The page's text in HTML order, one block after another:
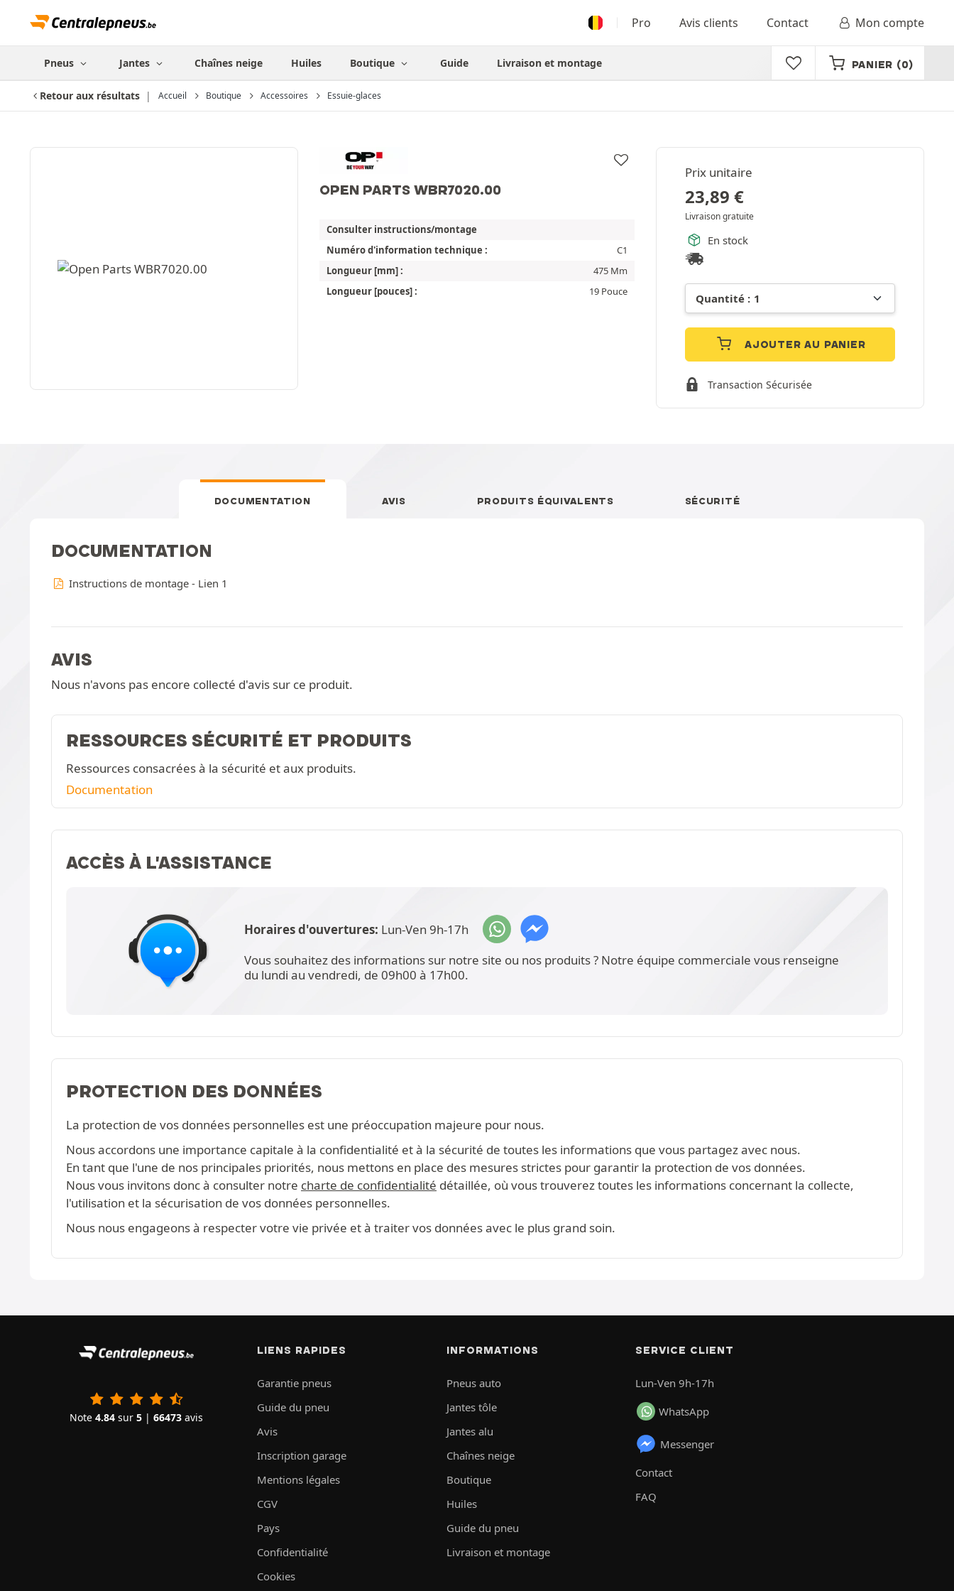
Pro Avis clients Contact Mon compte
Pneus Jantes Chaînes neige Huiles Boutique Guide Livraison et montage PANIER (0)
Retour aux résultats Accueil Boutique Accessoires Essuie-glaces
OPEN PARTS WBR7020.00
Prix unitaire
23,89 €
Livraison gratuite
En stock
AJOUTER AU PANIER
Transaction Sécurisée
Consulter instructions/montage
Numéro d'information technique :
C1
Longueur [mm] :
475 Mm
Longueur [pouces] :
19 Pouce
DOCUMENTATION AVIS PRODUITS ÉQUIVALENTS SÉCURITÉ
DOCUMENTATION
Instructions de montage - Lien 1
AVIS
Nous n'avons pas encore collecté d'avis sur ce produit.
RESSOURCES SÉCURITÉ ET PRODUITS
Ressources consacrées à la sécurité et aux produits.
Documentation
ACCÈS À L'ASSISTANCE
Horaires d'ouvertures: Lun-Ven 9h-17h
Vous souhaitez des informations sur notre site ou nos produits ? Notre équipe commerciale vous renseigne
du lundi au vendredi, de 09h00 à 17h00.
PROTECTION DES DONNÉES
La protection de vos données personnelles est une préoccupation majeure pour nous.
Nous accordons une importance capitale à la confidentialité et à la sécurité de toutes les informations que vous partagez avec nous.
En tant que l'une de nos principales priorités, nous mettons en place des mesures strictes pour garantir la protection de vos données.
Nous vous invitons donc à consulter notre charte de confidentialité détaillée, où vous trouverez toutes les informations concernant la collecte,
l'utilisation et la sécurisation de vos données personnelles.
Nous nous engageons à respecter votre vie privée et à traiter vos données avec le plus grand soin.
Note 4.84 sur 5 | 66473 avis
LIENS RAPIDES
Garantie pneus
Guide du pneu
Avis
Inscription garage
Mentions légales
CGV
Pays
Confidentialité
Cookies
INFORMATIONS
Pneus auto
Jantes tôle
Jantes alu
Chaînes neige
Boutique
Huiles
Guide du pneu
Livraison et montage
SERVICE CLIENT
Lun-Ven 9h-17h
WhatsApp
Messenger
Contact
FAQ